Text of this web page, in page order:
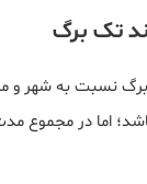
تک برگ
نسبت به شهر و
اما در مجموع